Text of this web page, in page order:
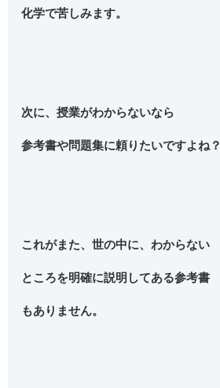
化学で苦しみます。
次に、授業がわからないなら
参考書や問題集に頼りたいですよね？
これがまた、世の中に、わからない
ところを明確に説明してある参考書
もありません。